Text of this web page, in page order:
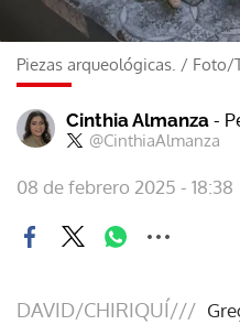
Piezas arqueológicas. / Foto/
Cinthia Almanza -
@CinthiaAlmanza
08 de febrero 2025 - 18:38
DAVID/CHIRIQUÍ///